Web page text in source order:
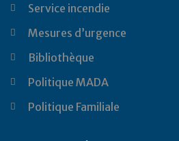
Service incendie
Mesures d’urgence
Bibliothèque
Politique MADA
Politique Familiale